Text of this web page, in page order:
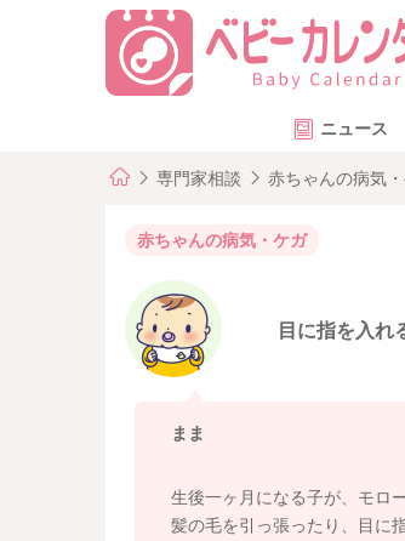
ニュース
専門家相談 赤ちゃんの病気
赤ちゃんの病気・ケガ
目に指を入れ
まま
生後一ヶ月になる子が、モロ
髪の毛を引っ張ったり、目に